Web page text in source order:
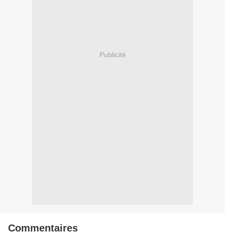
Publicité
Commentaires